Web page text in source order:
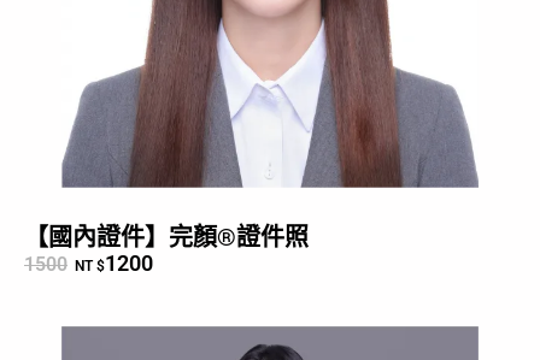
【國內證件】完顏®證件照
1500 NT $1200